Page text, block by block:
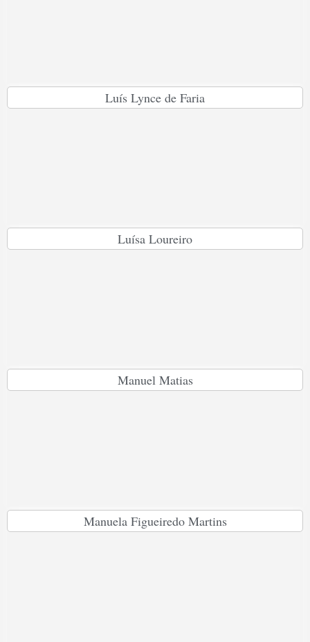
Luís Lynce de Faria
Luísa Loureiro
Manuel Matias
Manuela Figueiredo Martins